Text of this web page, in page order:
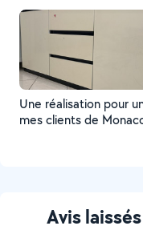
Une réalisation pour
mes clients de
Avis